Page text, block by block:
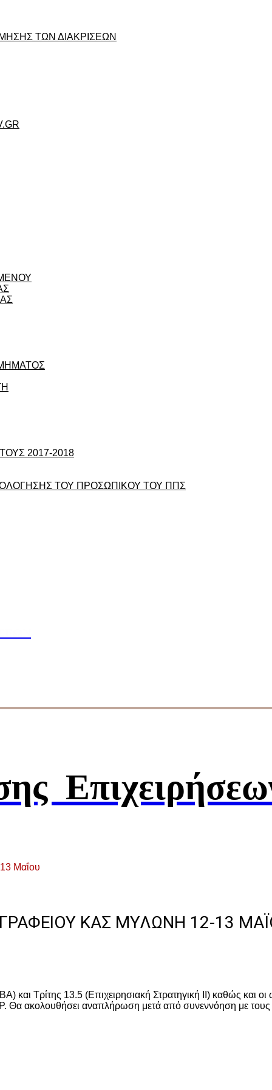
ΤΩΝ ΔΙΑΚΡΙΣΕΩΝ
2017-2018
ΤΟΥ ΠΡΟΣΩΠΙΚΟΥ ΤΟΥ ΠΠΣ
Μαΐου
ΚΑΣ ΜΥΛΏΝΗ 12-13
και Τρίτης 13.5 (Επιχειρησιακή Στρατηγική ΙΙ) καθώς και
Θα ακολουθήσει αναπλήρωση μετά από συνεννόηση με τους